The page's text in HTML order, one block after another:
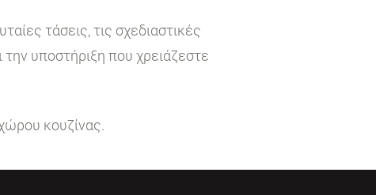
τάσεις, τις σχεδιαστικές
υποστήριξη που χρειάζεστε
κουζίνας.